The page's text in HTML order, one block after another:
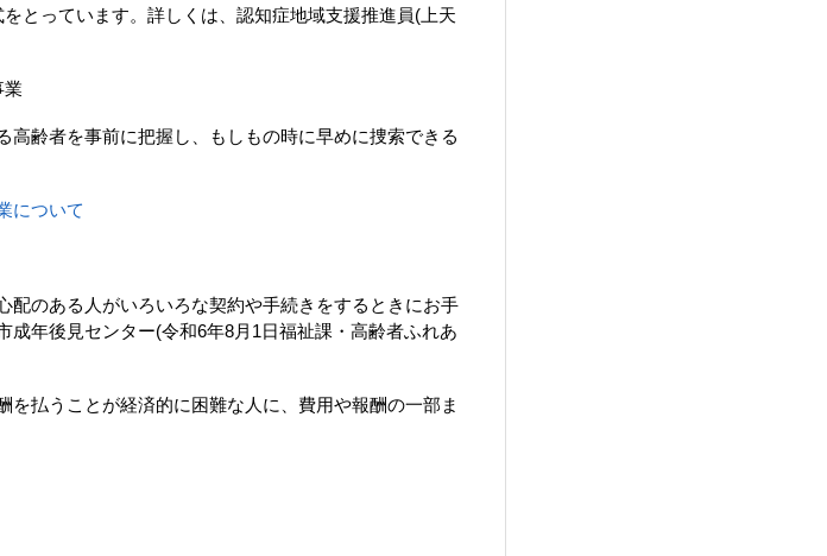
とっています。詳しくは、認知症地域支援推進員(上天
齢者を事前に把握し、もしもの時に早めに捜索できる
について
のある人がいろいろな契約や手続きをするときにお手
年後見センター(令和6年8月1日福祉課・高齢者ふれあ
払うことが経済的に困難な人に、費用や報酬の一部ま